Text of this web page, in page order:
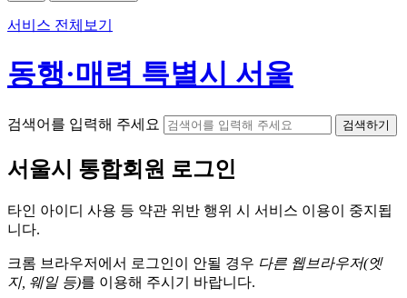
서비스 전체보기
동행·매력 특별시 서울
검색어를 입력해 주세요 검색하기
서울시 통합회원 로그인
타인 아이디 사용 등 약관 위반 행위 시 서비스 이용이 중지됩
니다.
크롬 브라우저에서 로그인이 안될 경우 다른 웹브라우저(엣
지, 웨일 등)를 이용해 주시기 바랍니다.